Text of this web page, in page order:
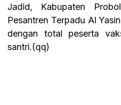
Jadid, Kabupaten
Pesantren Terpadu Al
dengan total peserta
santri.(qq)